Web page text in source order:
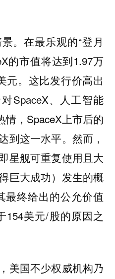
。在最乐观的“登月
的市值将达到1.97万
元。这比发行价高出
SpaceX、人工智能
，SpaceX上市后的
到这一水平。然而，
星舰可重复使用且大
巨大成功）发生的概
最终给出的公允价值
154美元/股的原因之
美国不少权威机构乃